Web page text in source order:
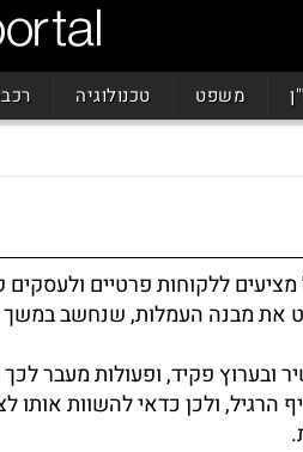
משפט טכנולוגיה רכב
ללקוחות פרטיים
את מבנה העמלות, שנחשב במשך
ובערוץ פקיד, ופעולות מעבר
ולכן כדאי להשוות אותו